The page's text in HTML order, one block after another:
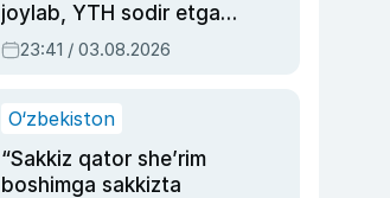
joylab, YTH sodir etgan
ayolga sud hukmi o‘qildi
23:41 / 03.08.2026
O‘zbekiston
“Sakkiz qator she’rim
boshimga sakkizta